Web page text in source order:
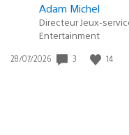
Adam Michel
Directeur Jeux-
Entertainment
Date
28/07/2026 3 14